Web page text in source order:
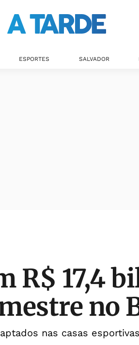
ESPORTES SALVADOR
R$ 17,4
no
nas casas esportivas